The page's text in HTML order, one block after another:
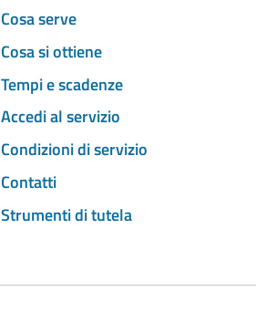
Cosa serve
Cosa si ottiene
Tempi e scadenze
Accedi al servizio
Condizioni di servizio
Contatti
Strumenti di tutela